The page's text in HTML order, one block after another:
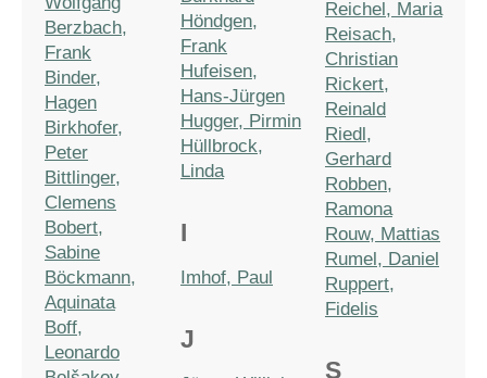
Berzbach,
Frank
Binder,
Hagen
Birkhofer,
Peter
Bittlinger,
Clemens
Bobert,
Sabine
Böckmann,
Aquinata
Boff,
Leonardo
Höndgen,
Frank
Hufeisen,
Hans-Jürgen
Hugger, Pirmin
Hüllbrock,
Linda
I
Imhof, Paul
J
Reichel, Maria
Reisach,
Christian
Rickert,
Reinald
Riedl,
Gerhard
Robben,
Ramona
Rouw, Mattias
Rumel, Daniel
Ruppert,
Fidelis
S